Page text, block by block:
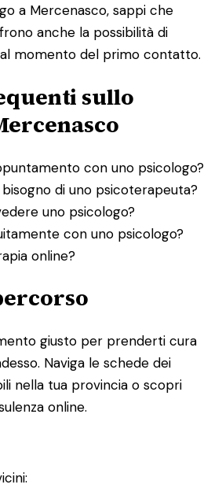
a Mercenasco, sappi che
anche la possibilità di
momento del primo contatto.
sullo
con uno psicologo?
di uno psicoterapeuta?
uno psicologo?
con uno psicologo?
online?
giusto per prenderti cura
Naviga le schede dei
nella tua provincia o scopri
online.